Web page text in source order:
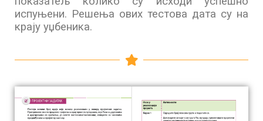
испуњени. Решења ових тестова дата су на
крају уџбеника.